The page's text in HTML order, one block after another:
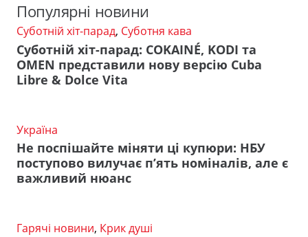
Популярні новини
Суботній хіт-парад, Суботня кава
Суботній хіт-парад: COKAINÉ, KODI та
OMEN представили нову версію Cuba
Libre & Dolce Vita
Україна
Не поспішайте міняти ці купюри: НБУ
поступово вилучає п’ять номіналів, але є
важливий нюанс
Гарячі новини, Крик душі